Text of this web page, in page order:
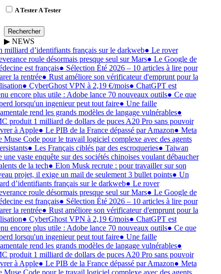
A TesterA Tester
Rechercher
▶ NEWS
d’identifiants français sur le darkweb●Le rover
roule désormais presque seul sur Mars●Le Google de
est français●Sélection Été 2026 – 10 articles à lire pour
la rentrée●Rust améliore son vérificateur d'emprunt pour la
●CyberGhost VPN à 2,19 €/mois●ChatGPT est
encore plus utile : Adobe lance 70 nouveaux outils●Ce que
lorsqu'un ingenieur peut tout faire●Une faille
rend les grands modèles de langage vulnérables●
produit 1 milliard de dollars de puces A20 Pro sans pouvoir
à Apple●Le PIB de la France dépassé par Amazon●Meta
Muse Code pour le travail logiciel complexe avec des agents
●Les Français ciblés par des escroqueries●Taiwan
une vaste enquête sur des sociétés chinoises voulant débaucher
de la tech●Elon Musk recrute : pour travailler sur son
projet, il exige un mail de seulement 3 bullet points●Un
d’identifiants français sur le darkweb●Le rover
roule désormais presque seul sur Mars●Le Google de
est français●Sélection Été 2026 – 10 articles à lire pour
la rentrée●Rust améliore son vérificateur d'emprunt pour la
●CyberGhost VPN à 2,19 €/mois●ChatGPT est
encore plus utile : Adobe lance 70 nouveaux outils●Ce que
lorsqu'un ingenieur peut tout faire●Une faille
rend les grands modèles de langage vulnérables●
produit 1 milliard de dollars de puces A20 Pro sans pouvoir
à Apple●Le PIB de la France dépassé par Amazon●Meta